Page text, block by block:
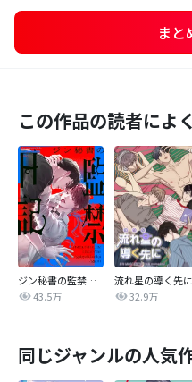
まと
この作品の読者によ
ジン秘書の監禁日記【タテヨミ】
43.5万
流れ星の導く先に
32.9万
同じジャンルの人気